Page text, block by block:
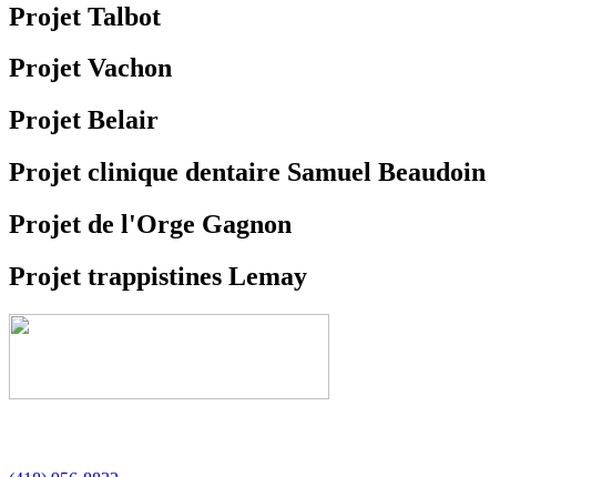
Projet Talbot
Projet Vachon
Projet Belair
Projet clinique dentaire Samuel Beaudoin
Projet de l'Orge Gagnon
Projet trappistines Lemay